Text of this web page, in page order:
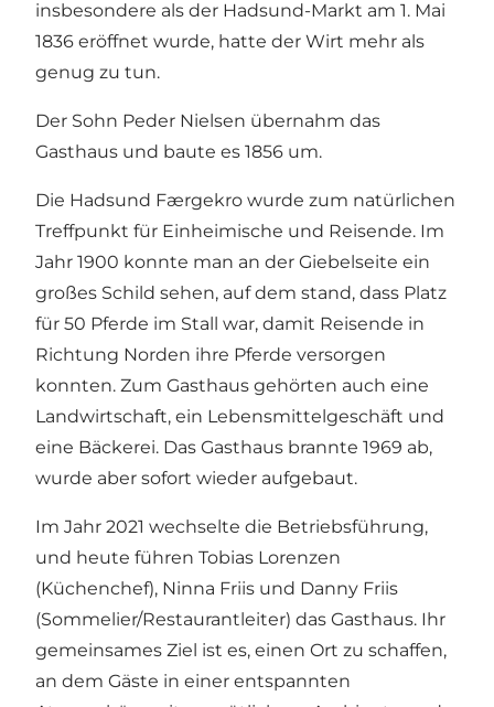
insbesondere als der Hadsund-Markt am 1. Mai
1836 eröffnet wurde, hatte der Wirt mehr als
genug zu tun.
Der Sohn Peder Nielsen übernahm das
Gasthaus und baute es 1856 um.
Die Hadsund Færgekro wurde zum natürlichen
Treffpunkt für Einheimische und Reisende. Im
Jahr 1900 konnte man an der Giebelseite ein
großes Schild sehen, auf dem stand, dass Platz
für 50 Pferde im Stall war, damit Reisende in
Richtung Norden ihre Pferde versorgen
konnten. Zum Gasthaus gehörten auch eine
Landwirtschaft, ein Lebensmittelgeschäft und
eine Bäckerei. Das Gasthaus brannte 1969 ab,
wurde aber sofort wieder aufgebaut.
Im Jahr 2021 wechselte die Betriebsführung,
und heute führen Tobias Lorenzen
(Küchenchef), Ninna Friis und Danny Friis
(Sommelier/Restaurantleiter) das Gasthaus. Ihr
gemeinsames Ziel ist es, einen Ort zu schaffen,
an dem Gäste in einer entspannten